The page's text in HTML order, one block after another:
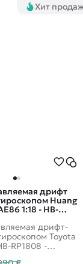
Хит
дрифт
Huang
1:18 - HB-
дрифт-
Toyota
RP1808 -